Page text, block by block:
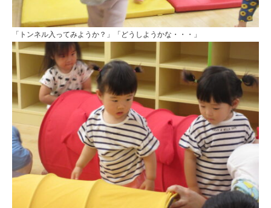
「トンネル入ってみようか？」「どうしようかな・・・」